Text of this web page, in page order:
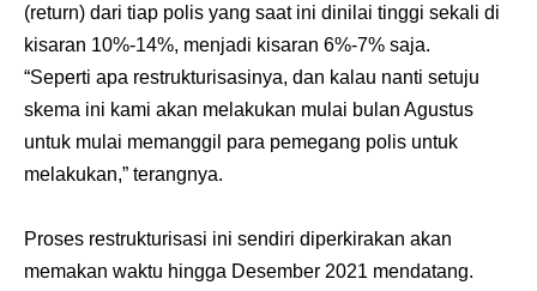
(return) dari tiap polis yang saat ini dinilai tinggi sekali di
kisaran 10%-14%, menjadi kisaran 6%-7% saja.
“Seperti apa restrukturisasinya, dan kalau nanti setuju
skema ini kami akan melakukan mulai bulan Agustus
untuk mulai memanggil para pemegang polis untuk
melakukan,” terangnya.
Proses restrukturisasi ini sendiri diperkirakan akan
memakan waktu hingga Desember 2021 mendatang.